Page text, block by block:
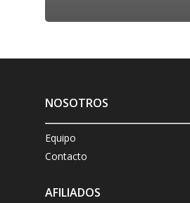
NOSOTROS
Equipo
Contacto
AFILIADOS